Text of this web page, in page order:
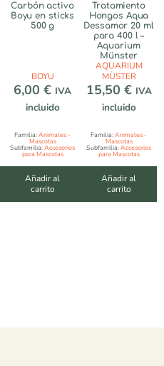
Carbón activo
Boyu en sticks
500 g
BOYU
6,00 € IVA
incluido
Familia:Animales -
Mascotas
Subfamilia:Accesorios
para Mascotas
Añadir al
carrito
Tratamiento
Hongos Aqua
Dessamor 20 ml
para 400 l –
Aquarium
Münster
AQUARIUM
MÜSTER
15,50 € IVA
incluido
Familia:Animales -
Mascotas
Subfamilia:Accesorios
para Mascotas
Añadir al
carrito